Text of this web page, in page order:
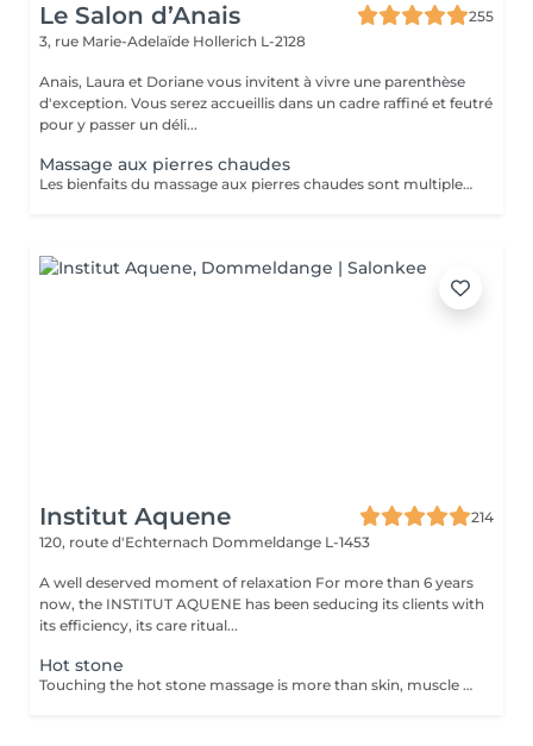
Le Salon d’Anais
255
3, rue Marie-Adelaïde Hollerich L-2128
Anais, Laura et Doriane vous invitent à vivre une parenthèse
d'exception. Vous serez accueillis dans un cadre raffiné et feutré
pour y passer un déli...
Massage aux pierres chaudes
Les bienfaits du massage aux pierres chaudes sont multiples. Il permet notamment de lâcher prise, de détoxifier l'organisme et d'améliorer la circulation sanguine. Plusieurs maladies et certaines douleurs sont également traitées grâce à cette technique de massage, dont : L'arthrite ; La fibromyalgie ; L'insomnie ; Les douleurs musculaires ; Les maladies liées au stress. Cependant, tout le monde ne peut pas profiter des vertus thérapeutiques du massage aux pierres chaudes. Certaines contre-indications existent. Les personnes souffrant de diabète, de problèmes respiratoires ou cardiaques doivent éviter ce type ce massage. C'est également le cas pour les femmes enceintes.
Institut Aquene
214
120, route d'Echternach Dommeldange L-1453
A well deserved moment of relaxation For more than 6 years
now, the INSTITUT AQUENE has been seducing its clients with
its efficiency, its care ritual...
Hot stone
Touching the hot stone massage is more than skin, muscle or limb. Through this touch, we offer the person a homecoming. The energies of fire specific basalt stones, and cean energy marine stones or marbles water, take them our cells in a whirlwind of surprises the mind can not control. Head wins.